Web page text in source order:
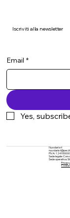
Iscriviti alla newsletter
Email *
Yes,
Nuvolari srl
nuvolarisrl@pec.it
PIVA:
Sede legale:
Sede operativa:
Cookie